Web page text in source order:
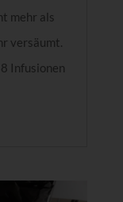
mehr als
versäumt.
Infusionen